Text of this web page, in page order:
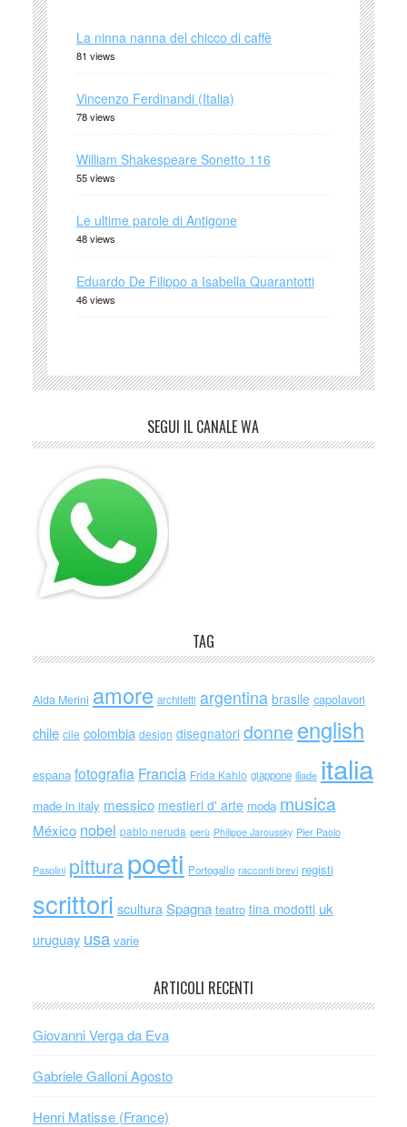
La ninna nanna del chicco di caffè
81 views
Vincenzo Ferdinandi (Italia)
78 views
William Shakespeare Sonetto 116
55 views
Le ultime parole di Antigone
48 views
Eduardo De Filippo a Isabella Quarantotti
46 views
SEGUI IL CANALE WA
TAG
Alda Merini amore architetti argentina brasile capolavori
chile cile colombia design disegnatori donne english
espana fotografia Francia Frida Kahlo giappone iliade italia
made in italy messico mestieri d' arte moda musica
México nobel pablo neruda perù Philippe Jaroussky Pier Paolo
Pasolini pitturapoeti Portogallo racconti brevi registi
scrittori scultura Spagna teatro tina modotti uk
uruguay usa varie
ARTICOLI RECENTI
Giovanni Verga da Eva
Gabriele Galloni Agosto
Henri Matisse (France)